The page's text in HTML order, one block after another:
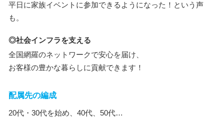
平日に家族イベントに参加できるようになった！という声
も。
◎社会インフラを支える
全国網羅のネットワークで安心を届け、
お客様の豊かな暮らしに貢献できます！
配属先の編成
20代・30代を始め、40代、50代…